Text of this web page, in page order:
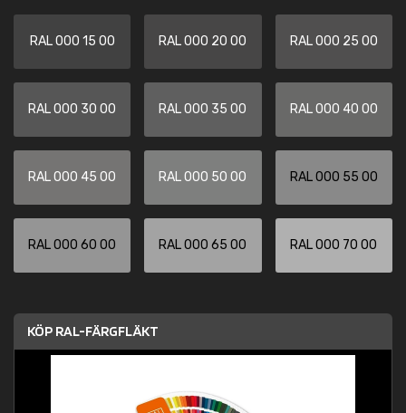
RAL 000 15 00 RAL 000 20 00 RAL 000 25 00
RAL 000 30 00 RAL 000 35 00 RAL 000 40 00
RAL 000 45 00 RAL 000 50 00 RAL 000 55 00
RAL 000 60 00 RAL 000 65 00 RAL 000 70 00
KÖP RAL-FÄRGFLÄKT